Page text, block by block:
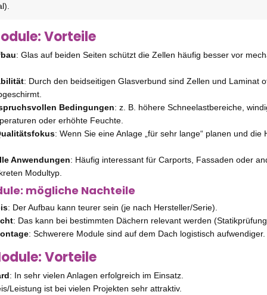
Vorteile
: Glas auf beiden Seiten schützt die Zellen häufig besser vor
: Durch den beidseitigen Glasverbund sind Zellen und Laminat
Bedingungen: z. B. höhere Schneelastbereiche,
oder erhöhte Feuchte.
: Wenn Sie eine Anlage „für sehr lange“ planen und die
Anwendungen: Häufig interessant für Carports, Fassaden oder
Modultyp.
mögliche Nachteile
: Der Aufbau kann teurer sein (je nach Hersteller/Serie).
: Das kann bei bestimmten Dächern relevant werden
: Schwerere Module sind auf dem Dach logistisch aufwendiger.
Vorteile
: In sehr vielen Anlagen erfolgreich im Einsatz.
Leistung ist bei vielen Projekten sehr attraktiv.